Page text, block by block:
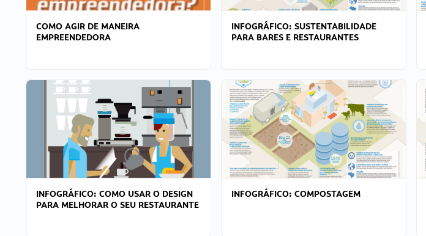
COMO AGIR DE MANEIRA
EMPREENDEDORA
INFOGRÁFICO: SUSTENTABILIDADE
PARA BARES E RESTAURANTES
INFOGRÁFICO: COMO USAR O DESIGN
PARA MELHORAR O SEU RESTAURANTE
INFOGRÁFICO: COMPOSTAGEM